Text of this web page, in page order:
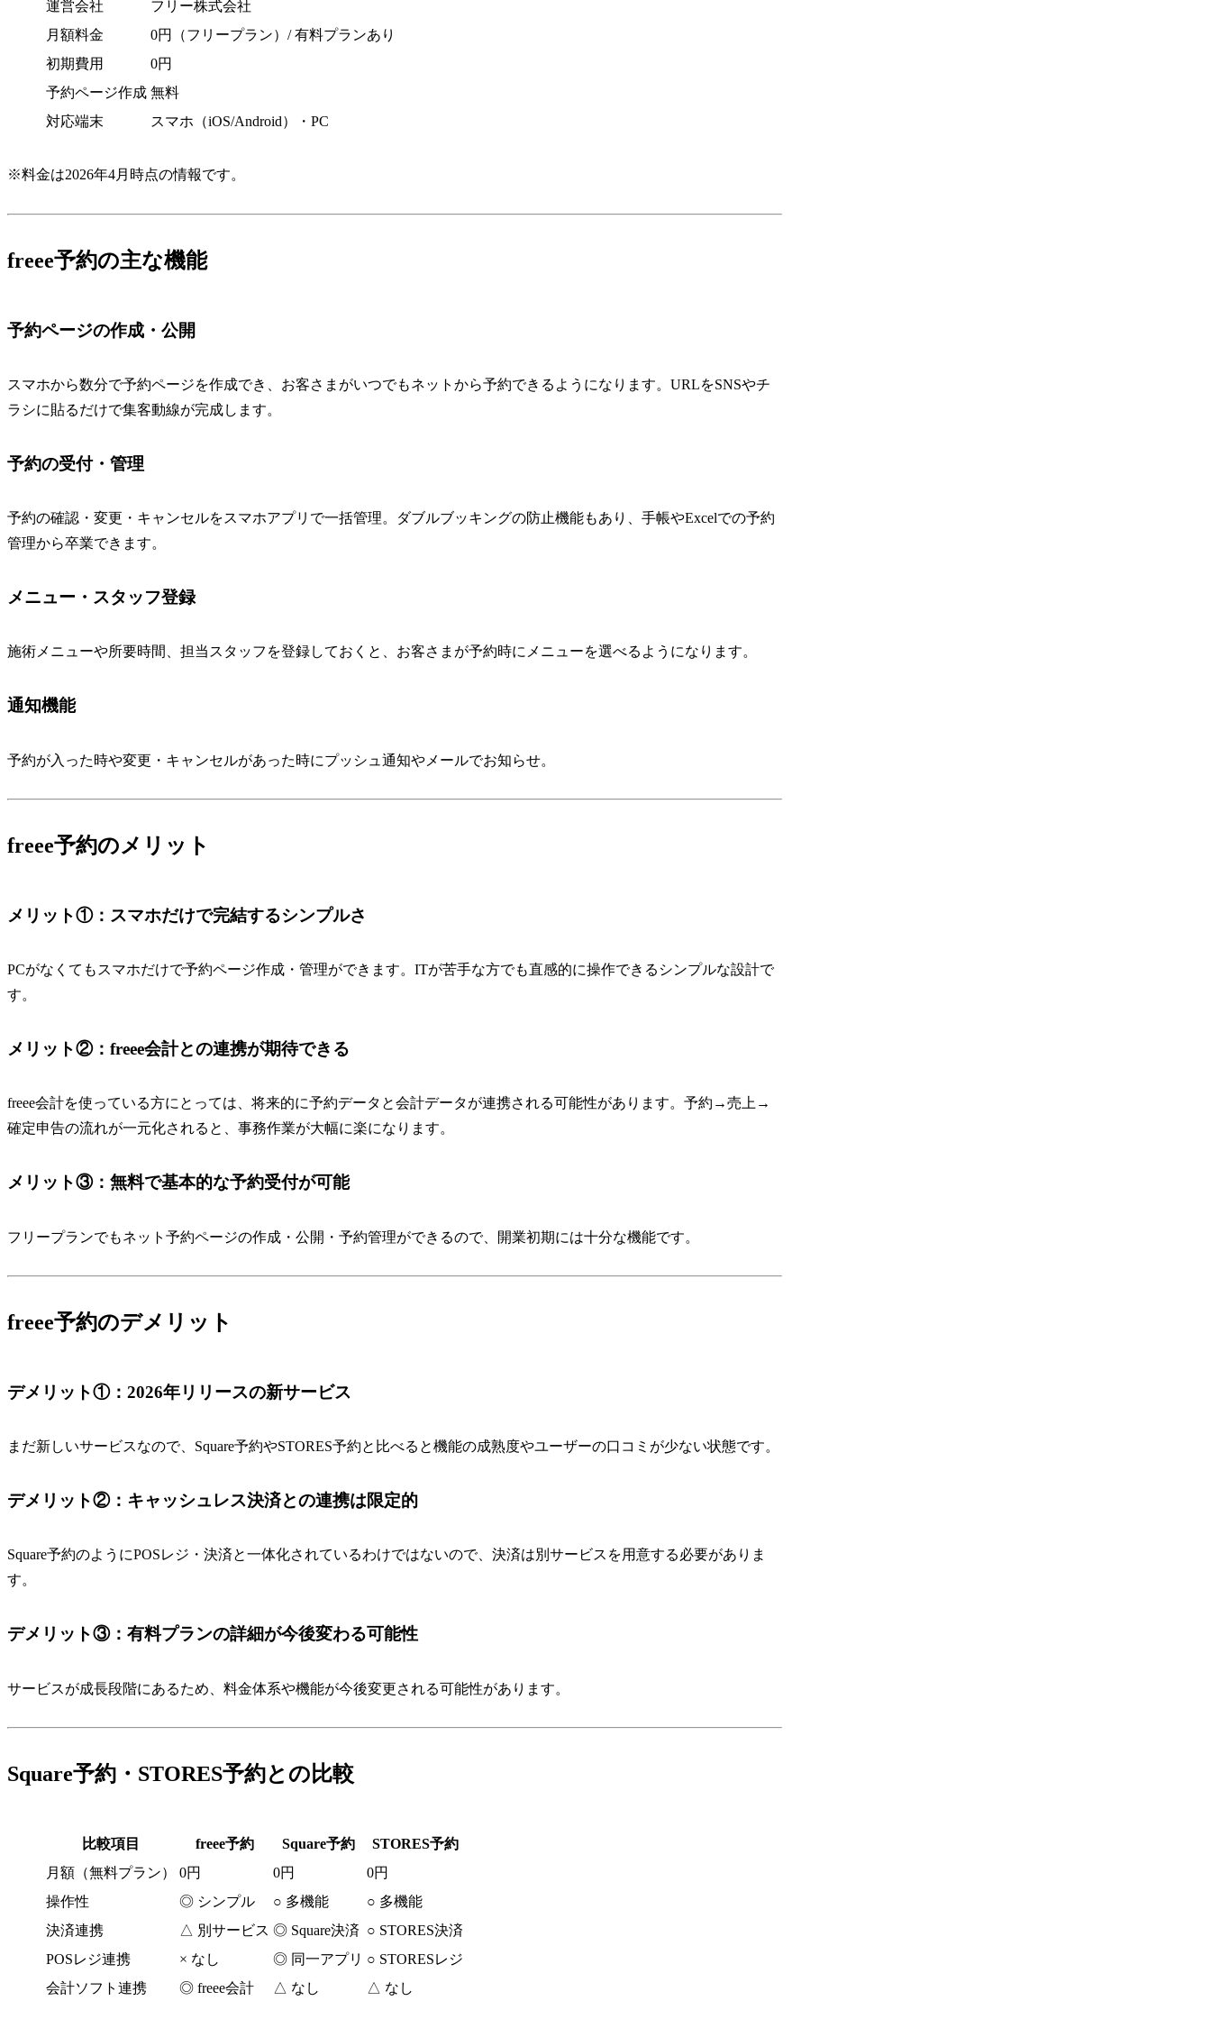
運営会社
フリー株式会社
月額料金
0円（フリープラン）/ 有料プランあり
初期費用
0円
予約ページ作成 無料
対応端末
スマホ（iOS/Android）・PC
※料金は2026年4月時点の情報です。
freee予約の主な機能
予約ページの作成・公開
スマホから数分で予約ページを作成でき、お客さまがいつでもネットから予約できるようになります。URLをSNSやチ
ラシに貼るだけで集客動線が完成します。
予約の受付・管理
予約の確認・変更・キャンセルをスマホアプリで一括管理。ダブルブッキングの防止機能もあり、手帳やExcelでの予約
管理から卒業できます。
メニュー・スタッフ登録
施術メニューや所要時間、担当スタッフを登録しておくと、お客さまが予約時にメニューを選べるようになります。
通知機能
予約が入った時や変更・キャンセルがあった時にプッシュ通知やメールでお知らせ。
freee予約のメリット
メリット①：スマホだけで完結するシンプルさ
PCがなくてもスマホだけで予約ページ作成・管理ができます。ITが苦手な方でも直感的に操作できるシンプルな設計で
す。
メリット②：freee会計との連携が期待できる
freee会計を使っている方にとっては、将来的に予約データと会計データが連携される可能性があります。予約→売上→
確定申告の流れが一元化されると、事務作業が大幅に楽になります。
メリット③：無料で基本的な予約受付が可能
フリープランでもネット予約ページの作成・公開・予約管理ができるので、開業初期には十分な機能です。
freee予約のデメリット
デメリット①：2026年リリースの新サービス
まだ新しいサービスなので、Square予約やSTORES予約と比べると機能の成熟度やユーザーの口コミが少ない状態です。
デメリット②：キャッシュレス決済との連携は限定的
Square予約のようにPOSレジ・決済と一体化されているわけではないので、決済は別サービスを用意する必要がありま
す。
デメリット③：有料プランの詳細が今後変わる可能性
サービスが成長段階にあるため、料金体系や機能が今後変更される可能性があります。
Square予約・STORES予約との比較
比較項目 freee予約 Square予約
STORES予約
月額（無料プラン）
0円 0円
0円
操作性
◎ シンプル ○ 多機能
○ 多機能
決済連携
△ 別サービス ◎ Square決済 ○ STORES決済
POSレジ連携
× なし ◎ 同一アプリ ○ STORESレジ
会計ソフト連携
◎ freee会計 △ なし △ なし